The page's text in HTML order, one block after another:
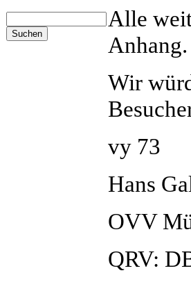
Alle
Anhang.
Wir
vy 73
Hans
OVV
QRV: